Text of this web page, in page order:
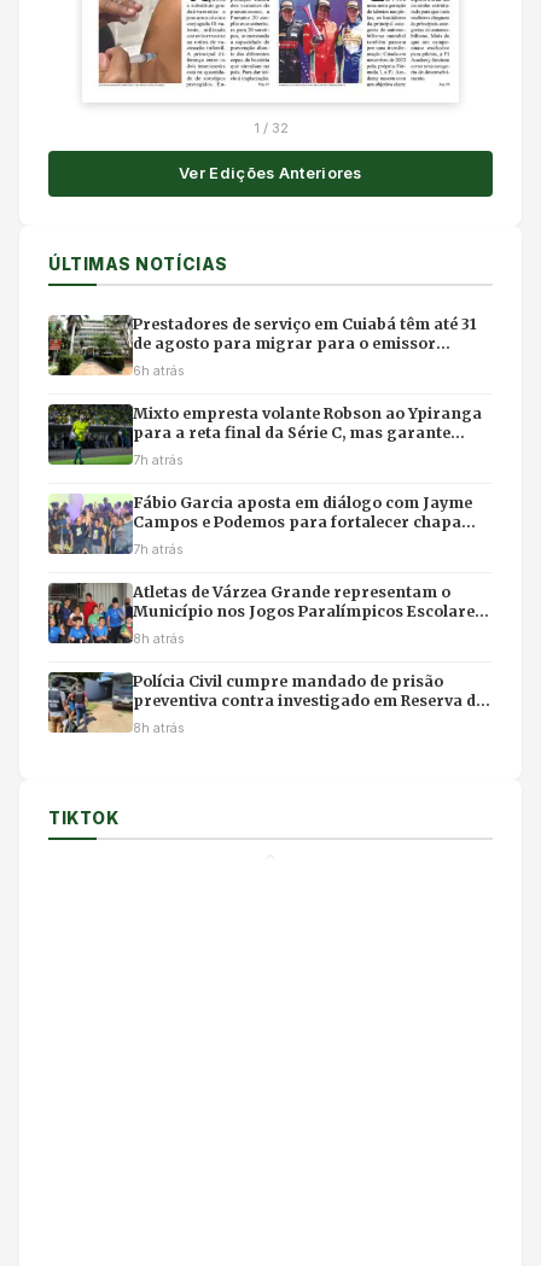
1 / 32
Ver Edições Anteriores
ÚLTIMAS NOTÍCIAS
Prestadores de serviço em Cuiabá têm até 31
de agosto para migrar para o emissor
nacional de nota fiscal
6h atrás
Mixto empresta volante Robson ao Ypiranga
para a reta final da Série C, mas garante
retorno para 2027
7h atrás
Fábio Garcia aposta em diálogo com Jayme
Campos e Podemos para fortalecer chapa
com Pivetta
7h atrás
Atletas de Várzea Grande representam o
Município nos Jogos Paralímpicos Escolares
de Mato Grosso
8h atrás
Polícia Civil cumpre mandado de prisão
preventiva contra investigado em Reserva do
Cabaçal
8h atrás
TIKTOK